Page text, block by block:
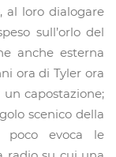
al loro dialogare
sull’orlo del
anche esterna
ora di Tyler ora
capostazione;
scenico della
poco evoca le